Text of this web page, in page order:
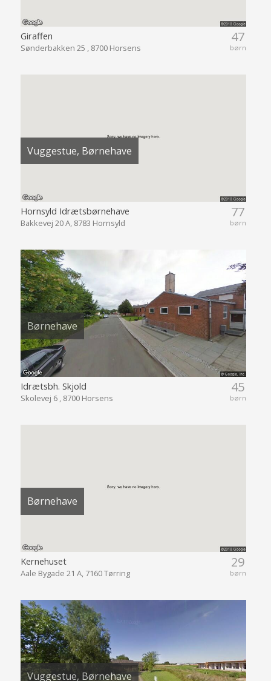
47
børn
Giraffen
Sønderbakken 25 , 8700 Horsens
Vuggestue, Børnehave
77
børn
Hornsyld Idrætsbørnehave
Bakkevej 20 A, 8783 Hornsyld
Børnehave
45
børn
Idrætsbh. Skjold
Skolevej 6 , 8700 Horsens
Børnehave
29
børn
Kernehuset
Aale Bygade 21 A, 7160 Tørring
Vuggestue, Børnehave